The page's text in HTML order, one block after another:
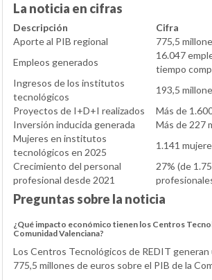
La noticia en cifras
Descripción
Cifra
Aporte al PIB regional
775,5
Empleos generados
16.047
tiempo
Ingresos de los institutos
tecnológicos
193,5
Proyectos de I+D+I realizados
Más de
Inversión inducida generada
Más de 227
Mujeres en institutos
tecnológicos en 2025
1.141
Crecimiento del personal
profesional desde 2021
27% (de
Preguntas sobre la noticia
¿Qué impacto económico tienen los Centros
Comunidad Valenciana?
Los Centros Tecnológicos de REDIT generan
775,5 millones de euros sobre el PIB de la